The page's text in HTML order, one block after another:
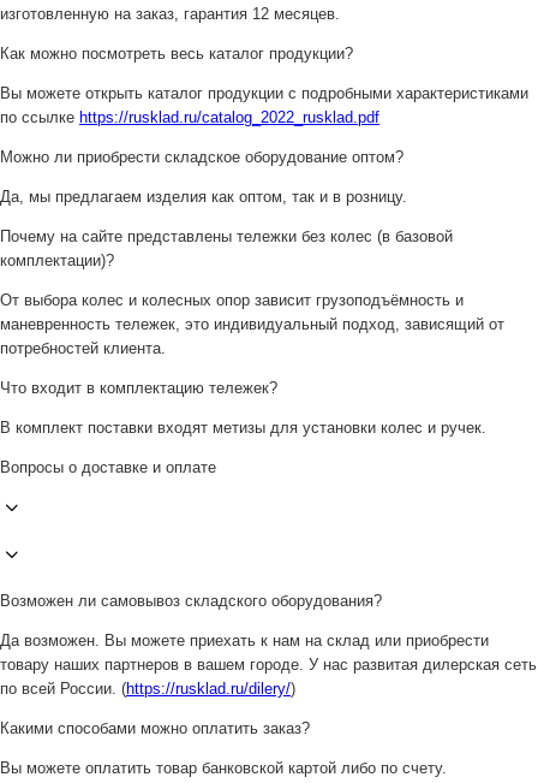
изготовленную на заказ, гарантия 12 месяцев.
Как можно посмотреть весь каталог продукции?
Вы можете открыть каталог продукции с подробными характеристиками
по ссылке https://rusklad.ru/catalog_2022_rusklad.pdf
Можно ли приобрести складское оборудование оптом?
Да, мы предлагаем изделия как оптом, так и в розницу.
Почему на сайте представлены тележки без колес (в базовой
комплектации)?
От выбора колес и колесных опор зависит грузоподъёмность и
маневренность тележек, это индивидуальный подход, зависящий от
потребностей клиента.
Что входит в комплектацию тележек?
В комплект поставки входят метизы для установки колес и ручек.
Вопросы о доставке и оплате
Возможен ли самовывоз складского оборудования?
Да возможен. Вы можете приехать к нам на склад или приобрести
товару наших партнеров в вашем городе. У нас развитая дилерская сеть
по всей России. (https://rusklad.ru/dilery/)
Какими способами можно оплатить заказ?
Вы можете оплатить товар банковской картой либо по счету.